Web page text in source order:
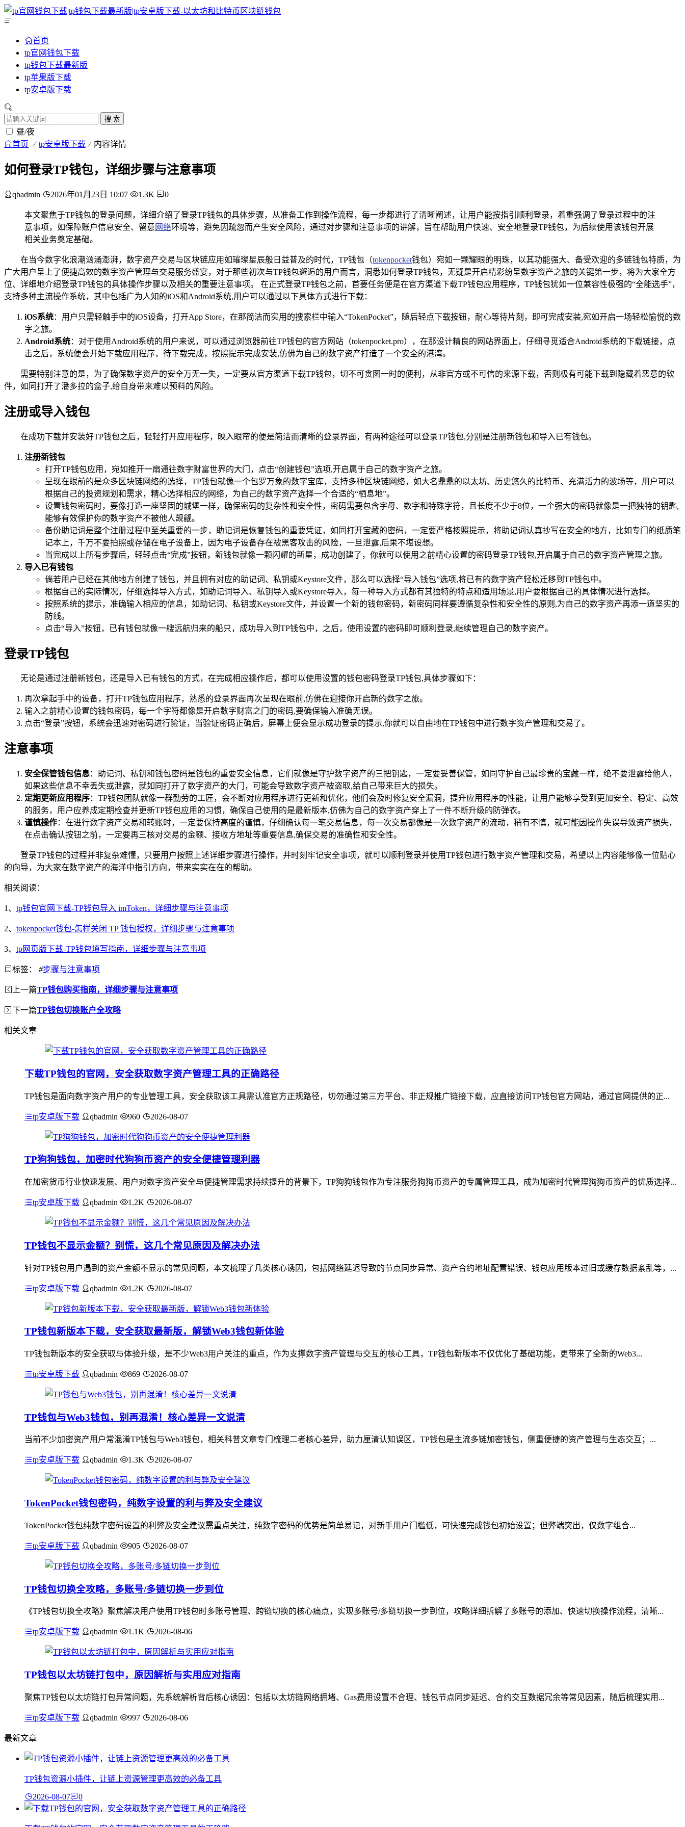
首页
tp官网钱包下载
tp钱包下载最新版
tp苹果版下载
tp安卓版下载
搜 索
昼/夜
首页 tp安卓版下载 内容详情
如何登录TP钱包，详细步骤与注意事项
qbadmin 2026年01月23日 10:07 1.3K 0
本文聚焦于TP钱包的登录问题，详细介绍了登录TP钱包的具体步骤，从准备工作到操作流程，每一步都进行了清晰阐述，让用户能按指引顺利登录，着重强调了登录过程中的注
意事项，如保障账户信息安全、留意 网络环境等，避免因疏忽而产生安全风险，通过对步骤和注意事项的讲解，旨在帮助用户快速、安全地登录TP钱包，为后续使用该钱包开展
相关业务奠定基础。
在当今数字化浪潮汹涌澎湃，数字资产交易与区块链应用如璀璨星辰般日益普及的时代，TP钱包（tokenpocket钱包）宛如一颗耀眼的明珠，以其功能强大、备受欢迎的多链钱包特质，为
广大用户呈上了便捷高效的数字资产管理与交易服务盛宴，对于那些初次与TP钱包邂逅的用户而言，洞悉如何登录TP钱包，无疑是开启精彩纷呈数字资产之旅的关键第一步，将为大家全方
位、详细地介绍登录TP钱包的具体操作步骤以及相关的重要注意事项。 在正式登录TP钱包之前，首要任务便是在官方渠道下载TP钱包应用程序，TP钱包犹如一位兼容性极强的“全能选手”，
支持多种主流操作系统，其中包括广为人知的iOS和Android系统,用户可以通过以下具体方式进行下载：
iOS系统：用户只需轻触手中的iOS设备，打开App Store，在那简洁而实用的搜索栏中输入“TokenPocket”，随后轻点下载按钮，耐心等待片刻，即可完成安装,宛如开启一场轻松愉悦的数
字之旅。
Android系统：对于使用Android系统的用户来说，可以通过浏览器前往TP钱包的官方网站（tokenpocket.pro），在那设计精良的网站界面上，仔细寻觅适合Android系统的下载链接，点
击之后，系统便会开始下载应用程序，待下载完成，按照提示完成安装,仿佛为自己的数字资产打造了一个安全的港湾。
需要特别注意的是，为了确保数字资产的安全万无一失，一定要从官方渠道下载TP钱包，切不可贪图一时的便利，从非官方或不可信的来源下载，否则极有可能下载到隐藏着恶意的软
件，如同打开了潘多拉的盒子,给自身带来难以预料的风险。
注册或导入钱包
在成功下载并安装好TP钱包之后，轻轻打开应用程序，映入眼帘的便是简洁而清晰的登录界面，有两种途径可以登录TP钱包,分别是注册新钱包和导入已有钱包。
注册新钱包
打开TP钱包应用，宛如推开一扇通往数字财富世界的大门，点击“创建钱包”选项,开启属于自己的数字资产之旅。
呈现在眼前的是众多区块链网络的选择，TP钱包就像一个包罗万象的数字宝库，支持多种区块链网络，如大名鼎鼎的以太坊、历史悠久的比特币、充满活力的波场等，用户可以
根据自己的投资规划和需求，精心选择相应的网络，为自己的数字资产选择一个合适的“栖息地”。
设置钱包密码时，要像打造一座坚固的城堡一样，确保密码的复杂性和安全性，密码需要包含字母、数字和特殊字符，且长度不少于8位，一个强大的密码就像是一把独特的钥匙,
能够有效保护你的数字资产不被他人觊觎。
备份助记词是整个注册过程中至关重要的一步，助记词是恢复钱包的重要凭证，如同打开宝藏的密码，一定要严格按照提示，将助记词认真抄写在安全的地方，比如专门的纸质笔
记本上，千万不要拍照或存储在电子设备上，因为电子设备存在被黑客攻击的风险，一旦泄露,后果不堪设想。
当完成以上所有步骤后，轻轻点击“完成”按钮，新钱包就像一颗闪耀的新星，成功创建了，你就可以使用之前精心设置的密码登录TP钱包,开启属于自己的数字资产管理之旅。
导入已有钱包
倘若用户已经在其他地方创建了钱包，并且拥有对应的助记词、私钥或Keystore文件，那么可以选择“导入钱包”选项,将已有的数字资产轻松迁移到TP钱包中。
根据自己的实际情况，仔细选择导入方式，如助记词导入、私钥导入或Keystore导入，每一种导入方式都有其独特的特点和适用场景,用户要根据自己的具体情况进行选择。
按照系统的提示，准确输入相应的信息，如助记词、私钥或Keystore文件，并设置一个新的钱包密码，新密码同样要遵循复杂性和安全性的原则,为自己的数字资产再添一道坚实的
防线。
点击“导入”按钮，已有钱包就像一艘远航归来的船只，成功导入到TP钱包中，之后，使用设置的密码即可顺利登录,继续管理自己的数字资产。
登录TP钱包
无论是通过注册新钱包，还是导入已有钱包的方式，在完成相应操作后，都可以使用设置的钱包密码登录TP钱包,具体步骤如下：
再次拿起手中的设备，打开TP钱包应用程序，熟悉的登录界面再次呈现在眼前,仿佛在迎接你开启新的数字之旅。
输入之前精心设置的钱包密码，每一个字符都像是开启数字财富之门的密码,要确保输入准确无误。
点击“登录”按钮，系统会迅速对密码进行验证，当验证密码正确后，屏幕上便会显示成功登录的提示,你就可以自由地在TP钱包中进行数字资产管理和交易了。
注意事项
安全保管钱包信息：助记词、私钥和钱包密码是钱包的重要安全信息，它们就像是守护数字资产的三把钥匙，一定要妥善保管，如同守护自己最珍贵的宝藏一样，绝不要泄露给他人，
如果这些信息不幸丢失或泄露，就如同打开了数字资产的大门，可能会导致数字资产被盗取,给自己带来巨大的损失。
定期更新应用程序：TP钱包团队就像一群勤劳的工匠，会不断对应用程序进行更新和优化，他们会及时修复安全漏洞，提升应用程序的性能，让用户能够享受到更加安全、稳定、高效
的服务，用户应养成定期检查并更新TP钱包应用的习惯，确保自己使用的是最新版本,仿佛为自己的数字资产穿上了一件不断升级的防弹衣。
谨慎操作：在进行数字资产交易和转账时，一定要保持高度的谨慎，仔细确认每一笔交易信息，每一次交易都像是一次数字资产的流动，稍有不慎，就可能因操作失误导致资产损失，
在点击确认按钮之前，一定要再三核对交易的金额、接收方地址等重要信息,确保交易的准确性和安全性。
登录TP钱包的过程并非复杂难懂，只要用户按照上述详细步骤进行操作，并时刻牢记安全事项，就可以顺利登录并使用TP钱包进行数字资产管理和交易，希望以上内容能够像一位贴心
的向导，为大家在数字资产的海洋中指引方向，带来实实在在的帮助。
相关阅读：
1、 tp钱包官网下载-TP钱包导入 imToken，详细步骤与注意事项
2、 tokenpocket钱包-怎样关闭 TP 钱包授权，详细步骤与注意事项
3、 tp网页版下载-TP钱包填写指南，详细步骤与注意事项
标签： #步骤与注意事项
上一篇TP钱包购买指南，详细步骤与注意事项
下一篇TP钱包切换账户全攻略
相关文章
下载TP钱包的官网，安全获取数字资产管理工具的正确路径
TP钱包是面向数字资产用户的专业管理工具，安全获取该工具需认准官方正规路径，切勿通过第三方平台、非正规推广链接下载，应直接访问TP钱包官方网站，通过官网提供的正...
tp安卓版下载 qbadmin 960 2026-08-07
TP狗狗钱包，加密时代狗狗币资产的安全便捷管理利器
在加密货币行业快速发展、用户对数字资产安全与便捷管理需求持续提升的背景下，TP狗狗钱包作为专注服务狗狗币资产的专属管理工具，成为加密时代管理狗狗币资产的优质选择...
tp安卓版下载 qbadmin 1.2K 2026-08-07
TP钱包不显示金额？别慌，这几个常见原因及解决办法
针对TP钱包用户遇到的资产金额不显示的常见问题，本文梳理了几类核心诱因，包括网络延迟导致的节点同步异常、资产合约地址配置错误、钱包应用版本过旧或缓存数据紊乱等，...
tp安卓版下载 qbadmin 1.2K 2026-08-07
TP钱包新版本下载，安全获取最新版，解锁Web3钱包新体验
TP钱包新版本的安全获取与体验升级，是不少Web3用户关注的重点，作为支撑数字资产管理与交互的核心工具，TP钱包新版本不仅优化了基础功能，更带来了全新的Web3...
tp安卓版下载 qbadmin 869 2026-08-07
TP钱包与Web3钱包，别再混淆！核心差异一文说清
当前不少加密资产用户常混淆TP钱包与Web3钱包，相关科普文章专门梳理二者核心差异，助力厘清认知误区，TP钱包是主流多链加密钱包，侧重便捷的资产管理与生态交互；...
tp安卓版下载 qbadmin 1.3K 2026-08-07
TokenPocket钱包密码，纯数字设置的利与弊及安全建议
TokenPocket钱包纯数字密码设置的利弊及安全建议需重点关注，纯数字密码的优势是简单易记，对新手用户门槛低，可快速完成钱包初始设置；但弊端突出，仅数字组合...
tp安卓版下载 qbadmin 905 2026-08-07
TP钱包切换全攻略，多账号/多链切换一步到位
《TP钱包切换全攻略》聚焦解决用户使用TP钱包时多账号管理、跨链切换的核心痛点，实现多账号/多链切换一步到位，攻略详细拆解了多账号的添加、快速切换操作流程，清晰...
tp安卓版下载 qbadmin 1.1K 2026-08-06
TP钱包以太坊链打包中，原因解析与实用应对指南
聚焦TP钱包以太坊链打包异常问题，先系统解析背后核心诱因：包括以太坊链网络拥堵、Gas费用设置不合理、钱包节点同步延迟、合约交互数据冗余等常见因素，随后梳理实用...
tp安卓版下载 qbadmin 997 2026-08-06
最新文章
TP钱包资源小插件，让链上资源管理更高效的必备工具
2026-08-07 0